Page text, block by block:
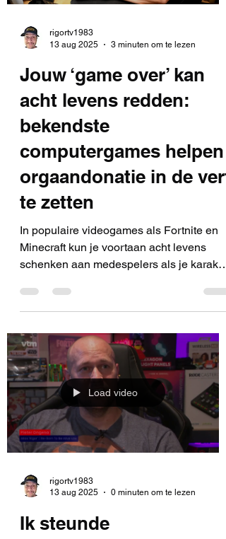
13 aug 2025
3 minuten om te lezen
Jouw ‘game over’ kan
acht levens redden:
bekendste
computergames helpen
orgaandonatie in de verf
te zetten
In populaire videogames als Fortnite en
schenken aan medespelers als je karakter
sterft. Met de...
Load video
13 aug 2025